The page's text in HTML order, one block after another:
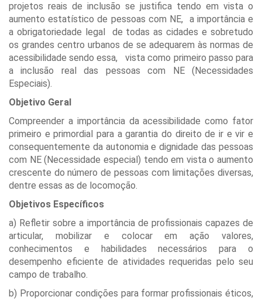
projetos reais de inclusão se justifica tendo em vista o
aumento estatístico de pessoas com NE, a importância e
a obrigatoriedade legal de todas as cidades e sobretudo
os grandes centro urbanos de se adequarem às normas de
acessibilidade sendo essa, vista como primeiro passo para
a inclusão real das pessoas com NE (Necessidades
Especiais).
Objetivo Geral
Compreender a importância da acessibilidade como fator
primeiro e primordial para a garantia do direito de ir e vir e
consequentemente da autonomia e dignidade das pessoas
com NE (Necessidade especial) tendo em vista o aumento
crescente do número de pessoas com limitações diversas,
dentre essas as de locomoção.
Objetivos Específicos
a) Refletir sobre a importância de profissionais capazes de
articular, mobilizar e colocar em ação valores,
conhecimentos e habilidades necessários para o
desempenho eficiente de atividades requeridas pelo seu
campo de trabalho.
b) Proporcionar condições para formar profissionais éticos,